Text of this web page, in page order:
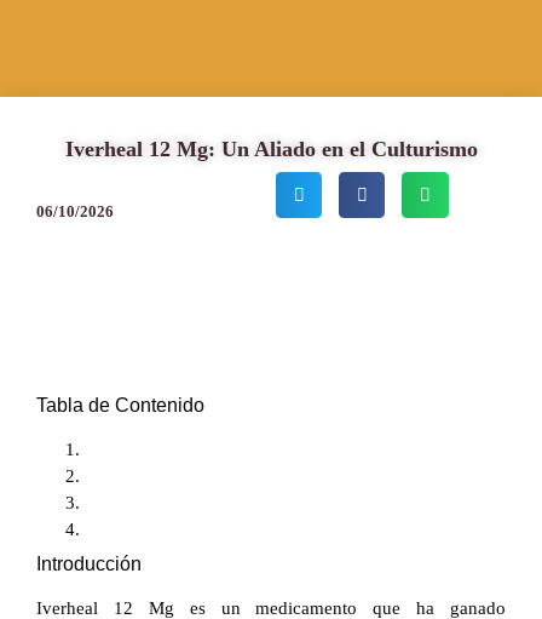
Iverheal 12 Mg: Un Aliado en el Culturismo
06/10/2026
Tabla de Contenido
Introducción
Iverheal 12 Mg es un medicamento que ha ganado